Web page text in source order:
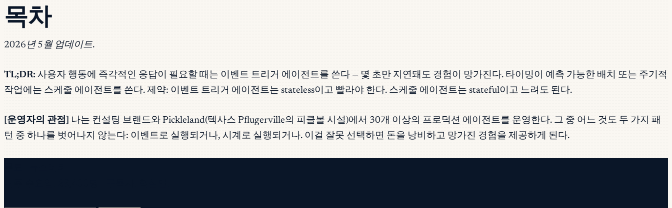
목차
2026년 5월 업데이트.
TL;DR: 사용자 행동에 즉각적인 응답이 필요할 때는 이벤트 트리거 에이전트를 쓴다 — 몇 초만 지연돼도 경험이 망가진다. 타이밍이 예측 가능한 배치 또는 주기적
작업에는 스케줄 에이전트를 쓴다. 제약: 이벤트 트리거 에이전트는 stateless이고 빨라야 한다. 스케줄 에이전트는 stateful이고 느려도 된다.
[운영자의 관점]
나는 컨설팅 브랜드와 Pickleland(텍사스 Pflugerville의 피클볼 시설)에서 30개 이상의 프로덕션 에이전트를 운영한다. 그 중 어느 것도 두 가지 패
턴 중 하나를 벗어나지 않는다: 이벤트로 실행되거나, 시계로 실행되거나. 이걸 잘못 선택하면 돈을 낭비하고 망가진 경험을 제공하게 된다.